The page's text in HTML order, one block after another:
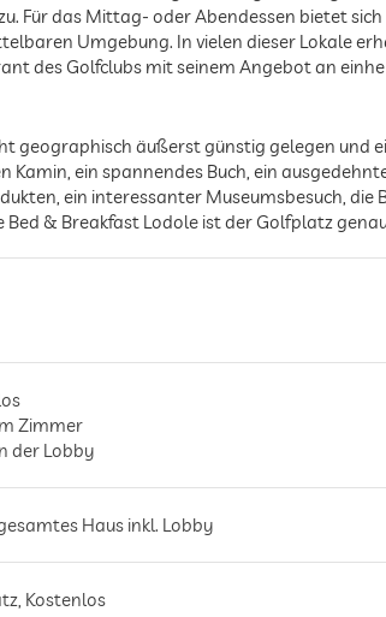
Für das Mittag- oder Abendessen bietet
Umgebung. In vielen dieser Lokale
des Golfclubs mit seinem Angebot an
geographisch äußerst günstig gelegen und
ein spannendes Buch, ein
ein interessanter Museumsbesuch,
& Breakfast Lodole ist der Golfplatz
Zimmer
der Lobby
Haus inkl. Lobby
Kostenlos